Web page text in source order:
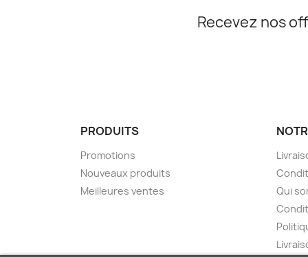
Recevez nos
PRODUITS
Promotions
Nouveaux produits
Meilleures ventes
Qui